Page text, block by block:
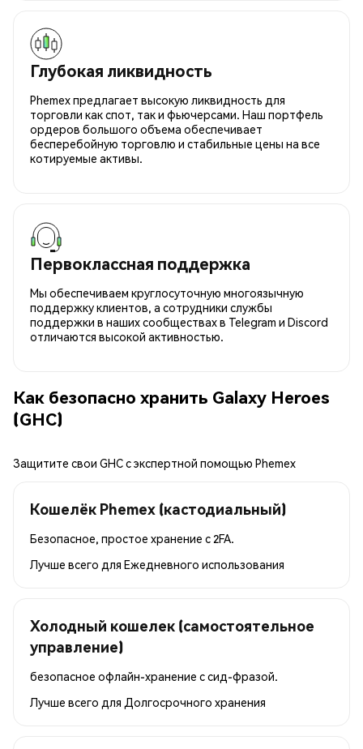
Глубокая ликвидность
Phemex предлагает высокую ликвидность для
торговли как спот, так и фьючерсами. Наш портфель
ордеров большого объема обеспечивает
бесперебойную торговлю и стабильные цены на все
котируемые активы.
Первоклассная поддержка
Мы обеспечиваем круглосуточную многоязычную
поддержку клиентов, а сотрудники службы
поддержки в наших сообществах в Telegram и Discord
отличаются высокой активностью.
Как безопасно хранить Galaxy Heroes
(GHC)
Защитите свои GHC с экспертной помощью Phemex
Кошелёк Phemex (кастодиальный)
Безопасное, простое хранение с 2FA.
Лучше всего для Ежедневного использования
Холодный кошелек (самостоятельное
управление)
безопасное офлайн-хранение с сид-фразой.
Лучше всего для Долгосрочного хранения